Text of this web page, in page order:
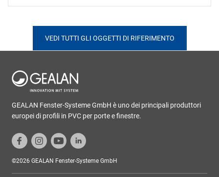
VEDI TUTTI GLI OGGETTI DI RIFERIMENTO
GEALAN Fenster-Systeme GmbH è uno dei principali produttori
europei di profili in PVC per porte e finestre.
©2026 GEALAN Fenster-Systeme GmbH